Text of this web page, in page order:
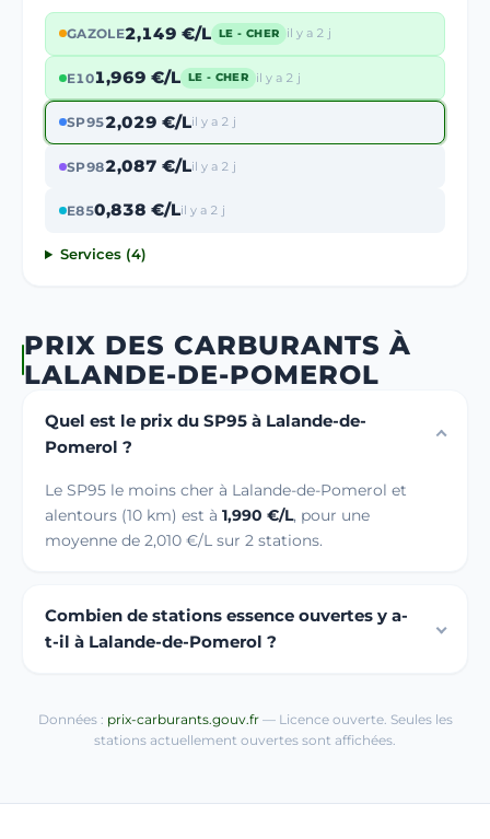
GAZOLE2,149 €/L LE - CHER il y a 2 j
E101,969 €/L LE - CHER il y a 2 j
SP952,029 €/Lil y a 2 j
SP982,087 €/Lil y a 2 j
E850,838 €/Lil y a 2 j
Services (4)
PRIX DES CARBURANTS À
LALANDE-DE-POMEROL
Quel est le prix du SP95 à Lalande-de-
Pomerol ?
Le SP95 le moins cher à Lalande-de-Pomerol et
alentours (10 km) est à 1,990 €/L, pour une
moyenne de 2,010 €/L sur 2 stations.
Combien de stations essence ouvertes y a-
t-il à Lalande-de-Pomerol ?
Données : prix-carburants.gouv.fr— Licence ouverte. Seules les
stations actuellement ouvertes sont affichées.